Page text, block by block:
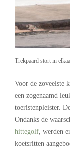
Trekpaard stort in
Voor de zoveelste
een zogenaamd
toeristenpleister.
Ondanks de
hittegolf , werden
koetsritten